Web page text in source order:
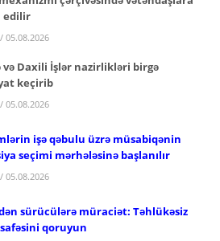
edilir
05.08.2026
və Daxili İşlər nazirlikləri birgə
keçirib
05.08.2026
işə qəbulu üzrə müsabiqənin
seçimi mərhələsinə başlanılır
05.08.2026
sürücülərə müraciət: Təhlükəsiz
qoruyun